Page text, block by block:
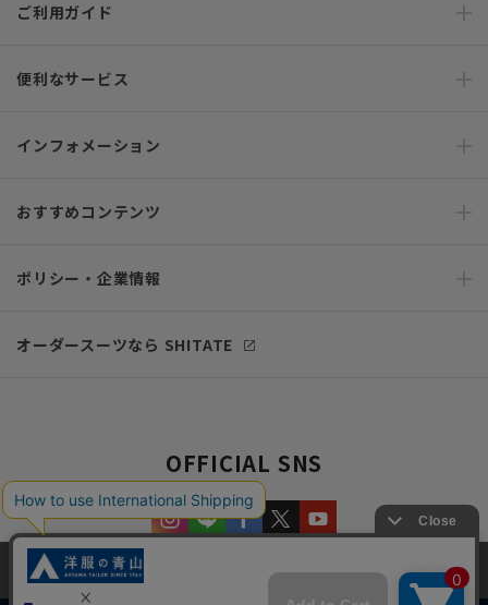
ご利用ガイド
便利なサービス
インフォメーション
おすすめコンテンツ
ポリシー・企業情報
オーダースーツなら SHITATE
OFFICIAL SNS
当サイトでは、快適な閲覧体験とコンテンツ改善のためにCookieを使用